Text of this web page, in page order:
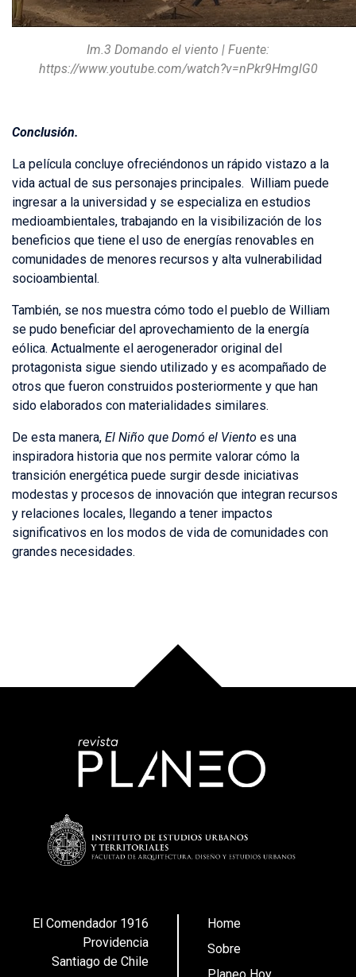
Im.3 Domando el viento | Fuente:
https://www.youtube.com/watch?v=nPkr9HmglG0
Conclusión.
La película concluye ofreciéndonos un rápido vistazo a la
vida actual de sus personajes principales. William puede
ingresar a la universidad y se especializa en estudios
medioambientales, trabajando en la visibilización de los
beneficios que tiene el uso de energías renovables en
comunidades de menores recursos y alta vulnerabilidad
socioambiental.
También, se nos muestra cómo todo el pueblo de William
se pudo beneficiar del aprovechamiento de la energía
eólica. Actualmente el aerogenerador original del
protagonista sigue siendo utilizado y es acompañado de
otros que fueron construidos posteriormente y que han
sido elaborados con materialidades similares.
De esta manera, El Niño que Domó el Viento es una
inspiradora historia que nos permite valorar cómo la
transición energética puede surgir desde iniciativas
modestas y procesos de innovación que integran recursos
y relaciones locales, llegando a tener impactos
significativos en los modos de vida de comunidades con
grandes necesidades.
El Comendador 1916
Providencia
Santiago de Chile
Home
Sobre